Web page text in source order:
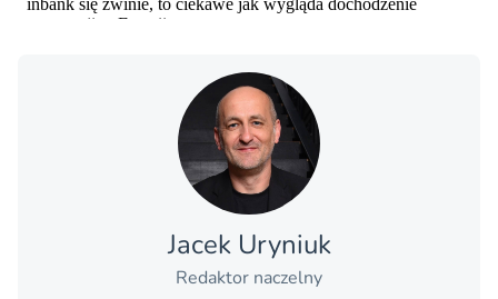
Jacek Uryniuk
Redaktor naczelny